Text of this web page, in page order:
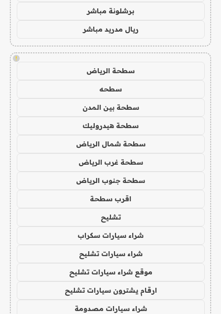
برشلونة مباشر
ريال مدريد مباشر
!
سطحة الرياض
سطحه
سطحة بين المدن
سطحة هيدروليك
سطحة شمال الرياض
سطحة غرب الرياض
سطحة جنوب الرياض
اقرب سطحة
تشليح
شراء سيارات سكراب
شراء سيارات تشليح
موقع شراء سيارات تشليح
ارقام يشترون سيارات تشليح
شراء سيارات مصدومة